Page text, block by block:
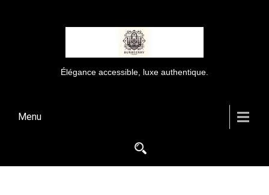
Élégance accessible, luxe authentique.
Menu